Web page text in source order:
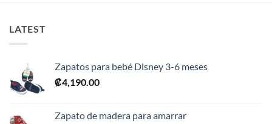
LATEST
Zapatos para bebé Disney 3-6 meses
₡4,190.00
Zapato de madera para amarrar